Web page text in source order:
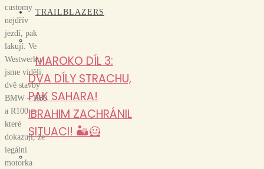
TRAILBLAZERS
MAROKO DÍL 3:
DVA DÍLY STRACHU,
PAK SAHARA!
IBRAHIM ZACHRÁNIL
SITUACI! 🏜️🦸
customy
nejdřív
jezdí, pak
lakují. Ve
Westwerku
jsme viděli
dvě stavby
BMW – R80
a R100 –
které
dokazují, že
legální
motorka